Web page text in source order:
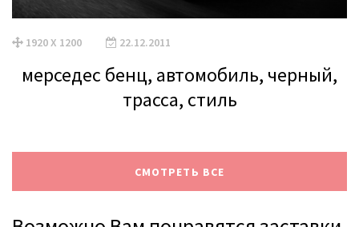
1920 X 1200 22.12.2011
мерседес бенц, автомобиль, черный,
трасса, стиль
СМОТРЕТЬ ВСЕ